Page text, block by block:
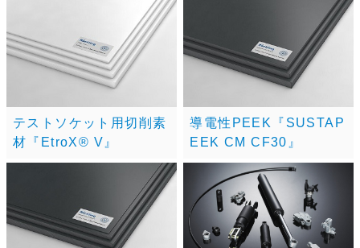
テストソケット用切削素
材『EtroX® V』
導電性PEEK『SUSTAP
EEK CM CF30』